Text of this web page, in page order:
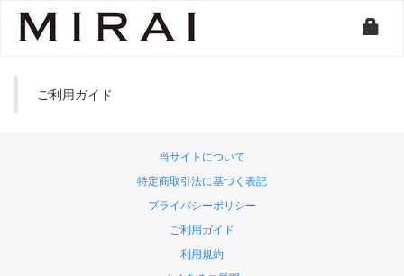
ご利用ガイド
当サイトについて
特定商取引法に基づく表記
プライバシーポリシー
ご利用ガイド
利用規約